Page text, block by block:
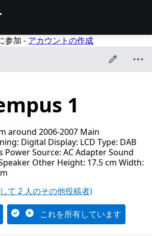
参加 - アカウントの作成
1
around 2006-2007 Main
Digital Display: LCD Type: DAB
Power Source: AC Adapter Sound
Other Height: 17.5 cm Width:
て 2 人のその他投稿者)
これを所有しています